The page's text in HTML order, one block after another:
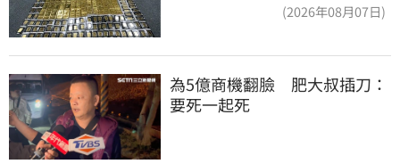
(2026年08月07日)
為5億商機翻臉　肥大叔插刀：
要死一起死